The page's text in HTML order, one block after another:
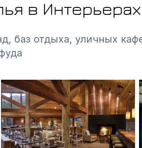
в Интерьерах
баз отдыха, уличных